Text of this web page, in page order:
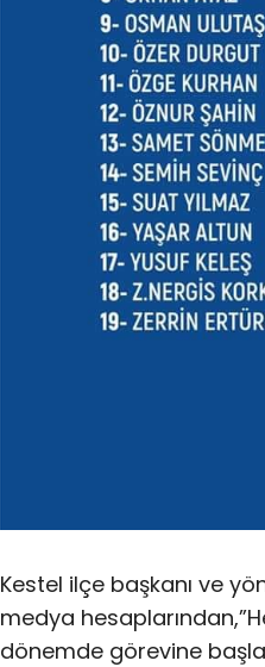
Kestel ilçe başkanı ve
medya
dönemde görevine